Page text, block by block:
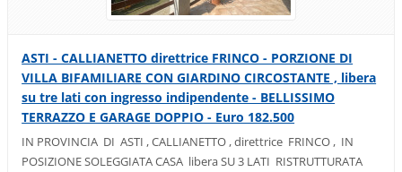
ASTI - CALLIANETTO direttrice FRINCO - PORZIONE DI
VILLA BIFAMILIARE CON GIARDINO CIRCOSTANTE , libera
su tre lati con ingresso indipendente - BELLISSIMO
TERRAZZO E GARAGE DOPPIO - Euro 182.500
IN PROVINCIA DI ASTI , CALLIANETTO , direttrice FRINCO , IN
POSIZIONE SOLEGGIATA CASA libera SU 3 LATI RISTRUTTURATA